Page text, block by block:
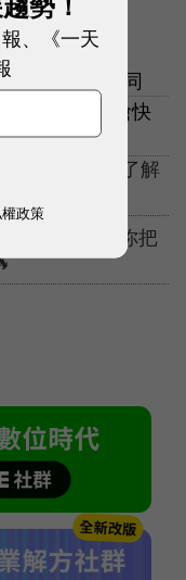
術訴求各不同
基頻晶片搶快
開始！立即了解
高階顧問教你把
、《一天
政策